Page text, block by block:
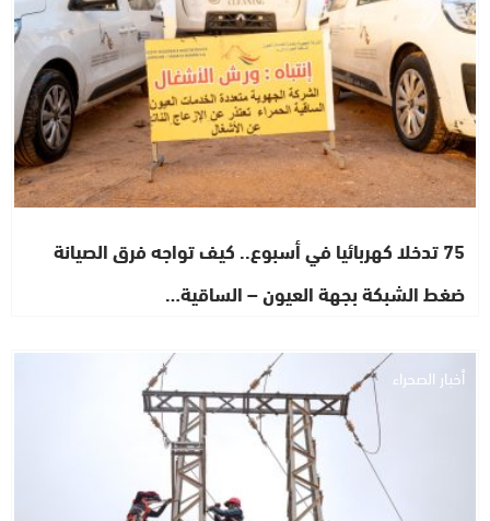
75 تدخلا كهربائيا في أسبوع.. كيف تواجه فرق الصيانة
ضغط الشبكة بجهة العيون – الساقية…
أخبار الصحراء